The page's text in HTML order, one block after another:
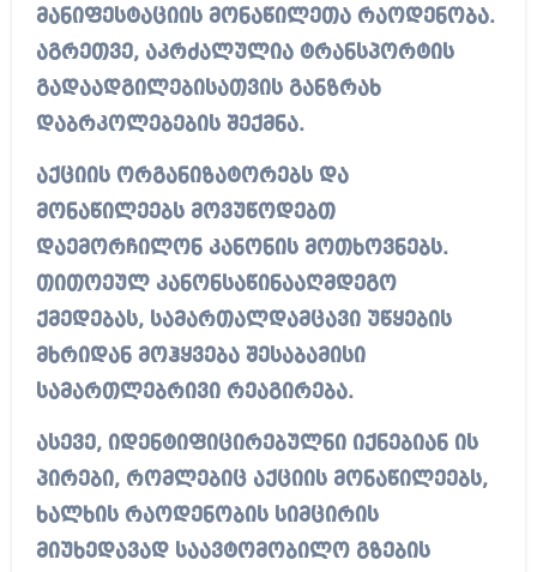
მანიფესტაციის მონაწილეთა რაოდენობა.
აგრეთვე, აკრძალულია ტრანსპორტის
გადაადგილებისათვის განზრახ
დაბრკოლებების შექმნა.
აქციის ორგანიზატორებს და
მონაწილეებს მოვუწოდებთ
დაემორჩილონ კანონის მოთხოვნებს.
თითოეულ კანონსაწინააღმდეგო
ქმედებას, სამართალდამცავი უწყების
მხრიდან მოჰყვება შესაბამისი
სამართლებრივი რეაგირება.
ასევე, იდენტიფიცირებულნი იქნებიან ის
პირები, რომლებიც აქციის მონაწილეებს,
ხალხის რაოდენობის სიმცირის
მიუხედავად საავტომობილო გზების